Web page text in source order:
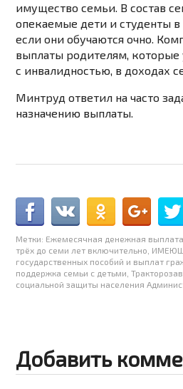
имущество семьи. В состав
опекаемые дети и студенты в
если они обучаются очно.
выплаты родителям,
с инвалидностью, в доходах
Минтруд ответил на часто
назначению выплаты.
Метки: Ежемесячная денежная
трёх до семи лет включительно
государственных пособий и выплат
поддержка семьи с детьми ,
социальной защиты населения
Добавить